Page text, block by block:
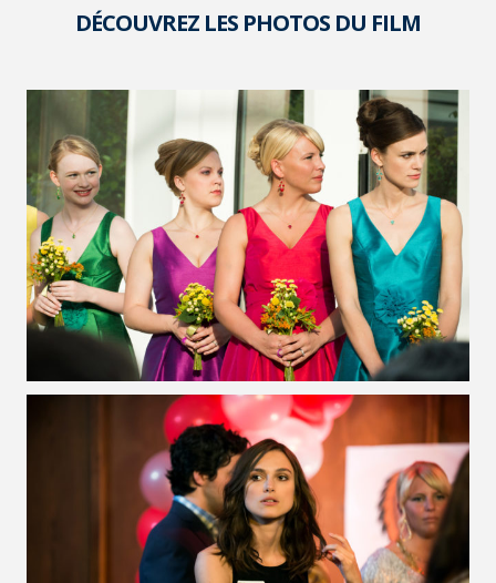
DÉCOUVREZ LES PHOTOS DU FILM
VOIR LA PHOTO EN GRAND FORMAT
VOIR LA PHOTO EN GRAND FORMAT